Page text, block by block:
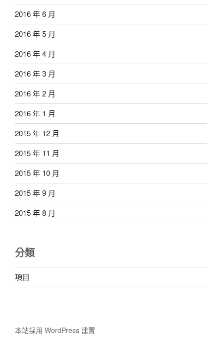
2016 年 6 月
2016 年 5 月
2016 年 4 月
2016 年 3 月
2016 年 2 月
2016 年 1 月
2015 年 12 月
2015 年 11 月
2015 年 10 月
2015 年 9 月
2015 年 8 月
分類
項目
本站採用 WordPress 建置